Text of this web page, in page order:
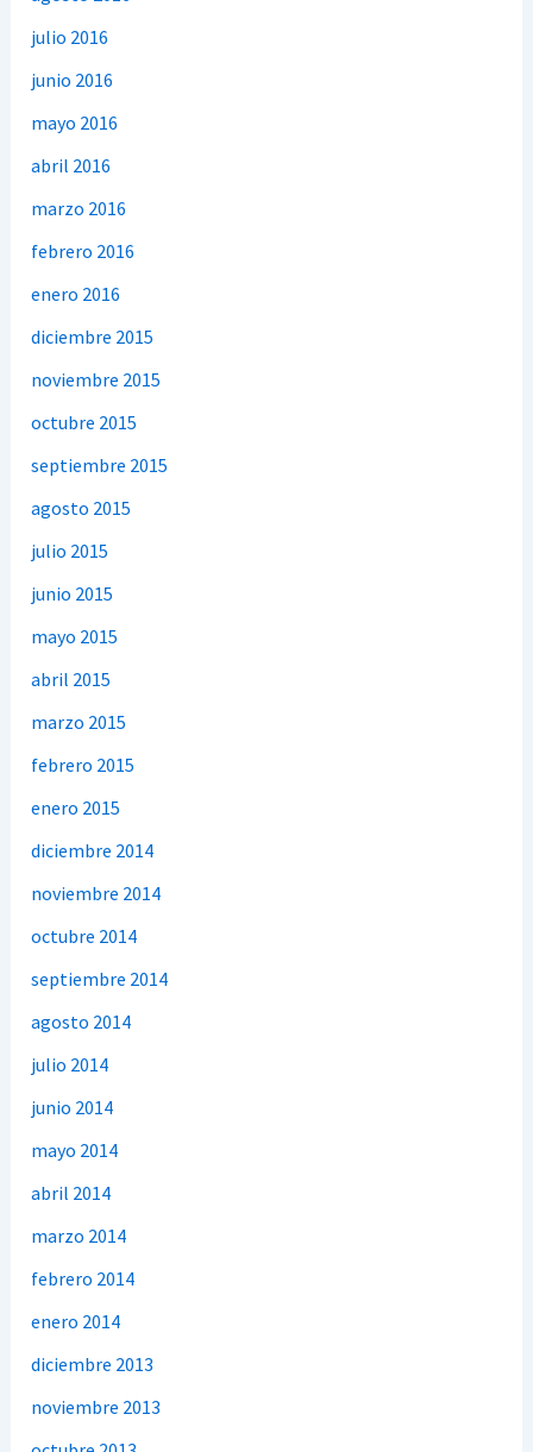
julio 2016
junio 2016
mayo 2016
abril 2016
marzo 2016
febrero 2016
enero 2016
diciembre 2015
noviembre 2015
octubre 2015
septiembre 2015
agosto 2015
julio 2015
junio 2015
mayo 2015
abril 2015
marzo 2015
febrero 2015
enero 2015
diciembre 2014
noviembre 2014
octubre 2014
septiembre 2014
agosto 2014
julio 2014
junio 2014
mayo 2014
abril 2014
marzo 2014
febrero 2014
enero 2014
diciembre 2013
noviembre 2013